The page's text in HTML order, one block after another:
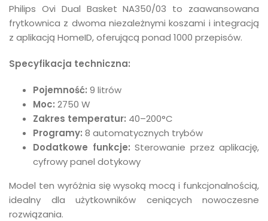
Philips Ovi Dual Basket NA350/03 to zaawansowana
frytkownica z dwoma niezależnymi koszami i integracją
z aplikacją HomeID, oferującą ponad 1000 przepisów.
Specyfikacja techniczna:
Pojemność: 9 litrów
Moc: 2750 W
Zakres temperatur: 40–200°C
Programy: 8 automatycznych trybów
Dodatkowe funkcje: Sterowanie przez aplikację,
cyfrowy panel dotykowy
Model ten wyróżnia się wysoką mocą i funkcjonalnością,
idealny dla użytkowników ceniących nowoczesne
rozwiązania.